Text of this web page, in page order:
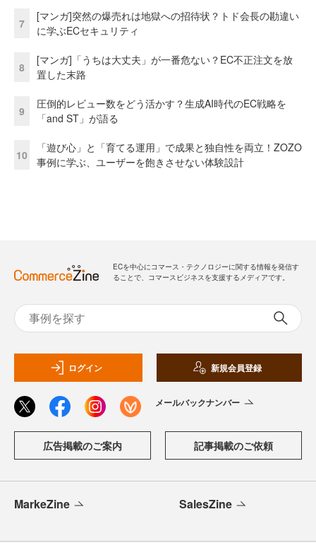
7
[マンガ]突然の爆売れは地獄への招待状？トド会長の勘違い
に学ぶECセキュリティ
8
[マンガ]「うちは大丈夫」が一番危ない？EC不正注文を放
置した末路
9
圧倒的レビュー数をどう活かす？生成AI時代のEC戦略を
「and ST」が語る
10
「遊び心」と「育てる運用」で成果と独自性を両立！ZOZO
事例に学ぶ、ユーザーを飽きさせない体験設計
ECを中心にコマース・テクノロジーに関する情報を発信す
ることで、コマースビジネスを支援するメディアです。
ログイン 新規会員登録
メールバックナンバー
広告掲載のご案内 記事掲載のご依頼
MarkeZine SalesZine